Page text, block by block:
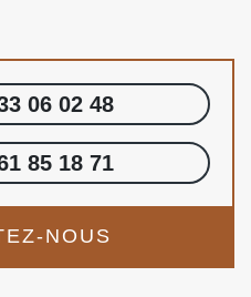
06 02 48
85 18 71
NOUS